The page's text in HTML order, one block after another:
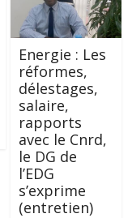
Energie : Les
réformes,
délestages,
salaire,
rapports
avec le Cnrd,
le DG de
l’EDG
s’exprime
(entretien)